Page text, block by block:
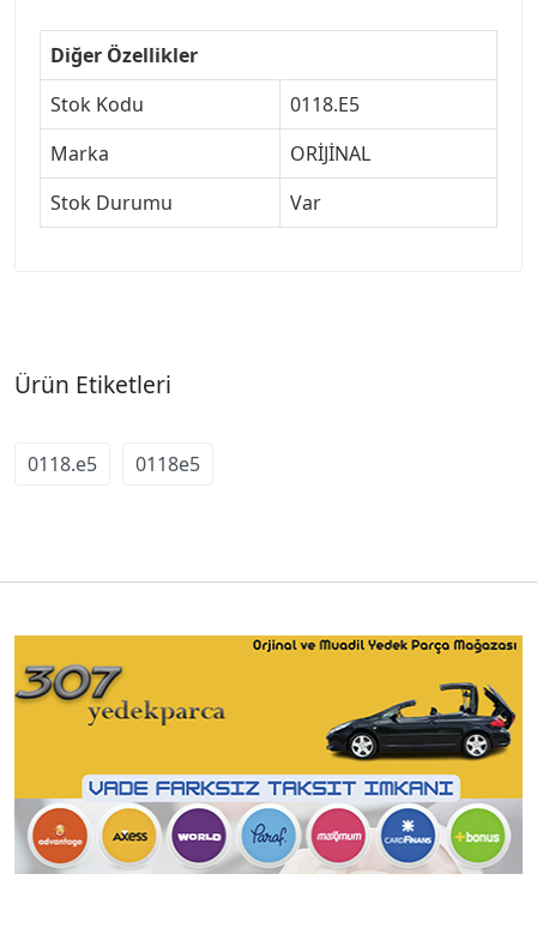
Diğer Özellikler
Stok Kodu
0118.E5
Marka
ORİJİNAL
Stok Durumu
Var
Ürün Etiketleri
0118.e5 0118e5